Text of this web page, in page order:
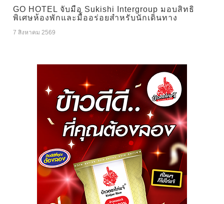
GO HOTEL จับมือ Sukishi Intergroup มอบสิทธิ
พิเศษห้องพักและมื้ออร่อยสำหรับนักเดินทาง
7 สิงหาคม 2569